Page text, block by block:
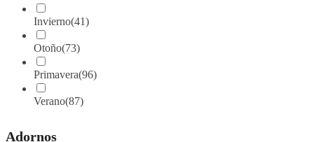
Invierno(41)
Otoño(73)
Primavera(96)
Verano(87)
Adornos